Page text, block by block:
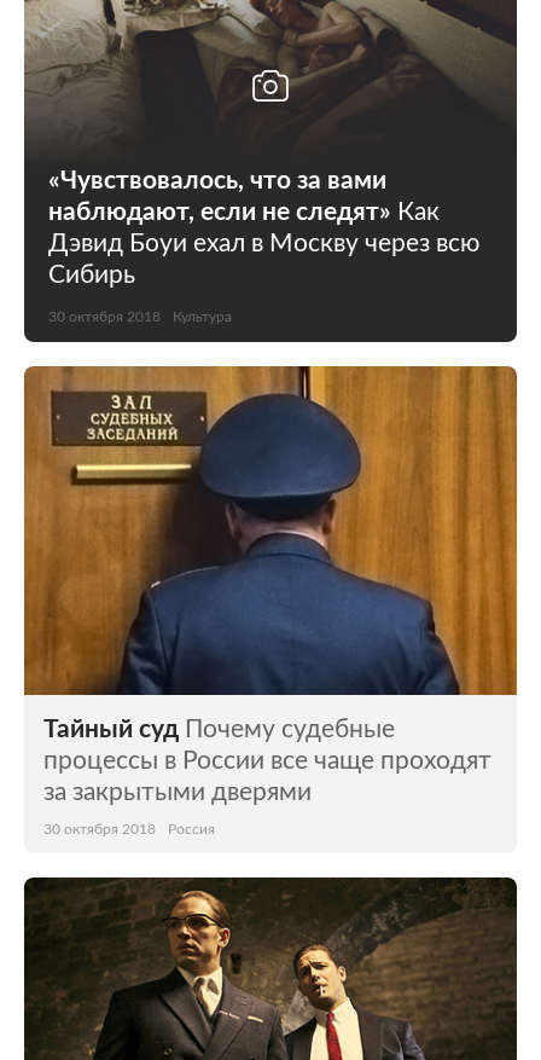
«Чувствовалось, что за вами
наблюдают, если не следят» Как
Дэвид Боуи ехал в Москву через всю
Сибирь
30 октября 2018 Культура
Тайный суд Почему судебные
процессы в России все чаще проходят
за закрытыми дверями
30 октября 2018 Россия